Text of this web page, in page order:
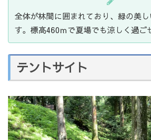
全体が林間に囲まれており、緑の美
す。標高460ｍで夏場でも涼しく過ご
テントサイト